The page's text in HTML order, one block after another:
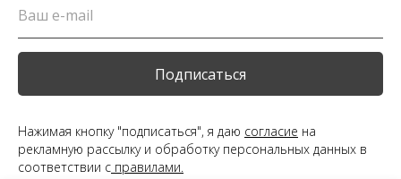
Подписаться
Нажимая кнопку "подписаться", я даю согласие на
рекламную рассылку и обработку персональных данных в
соответствии с правилами.